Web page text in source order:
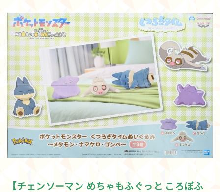
【チェンソーマン めちゃもふぐっと ころぽふ